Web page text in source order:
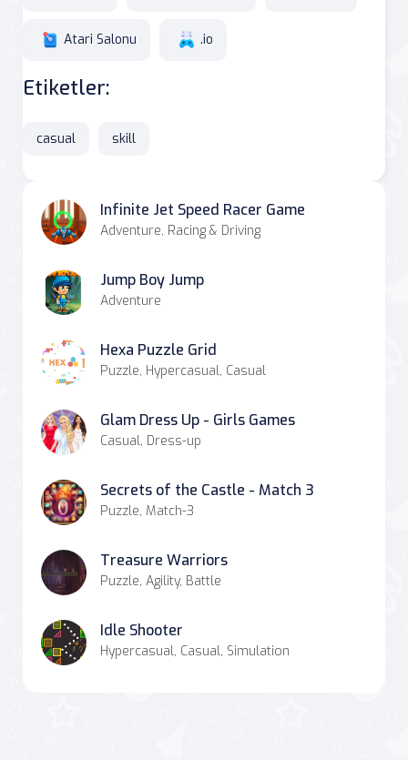
Atari Salonu .io
Etiketler:
casual skill
Infinite Jet Speed Racer Game
Adventure, Racing & Driving
Jump Boy Jump
Adventure
Hexa Puzzle Grid
Puzzle, Hypercasual, Casual
Glam Dress Up - Girls Games
Casual, Dress-up
Secrets of the Castle - Match 3
Puzzle, Match-3
Treasure Warriors
Puzzle, Agility, Battle
Idle Shooter
Hypercasual, Casual, Simulation